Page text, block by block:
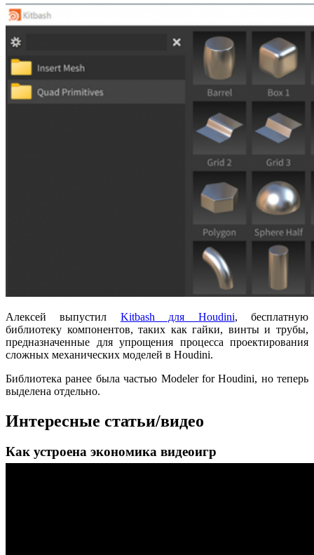
Алексей выпустил Kitbash для Houdini, бесплатную
библиотеку компонентов, таких как гайки, винты и трубы,
предназначенные для упрощения процесса проектирования
сложных механических моделей в Houdini.
Библиотека ранее была частью Modeler for Houdini, но теперь
выделена отдельно.
Интересные статьи/видео
Как устроена экономика видеоигр